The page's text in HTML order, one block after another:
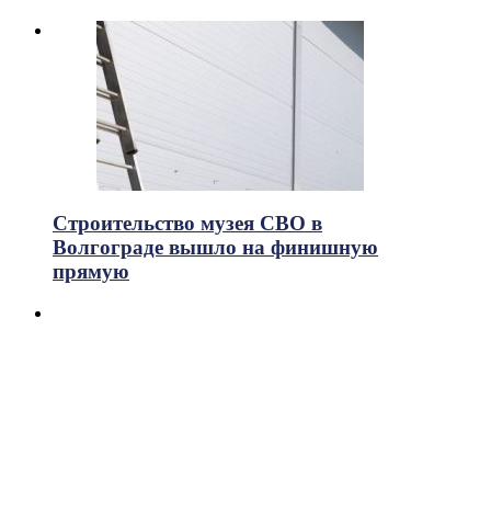
Строительство музея СВО в
Волгограде вышло на финишную
прямую